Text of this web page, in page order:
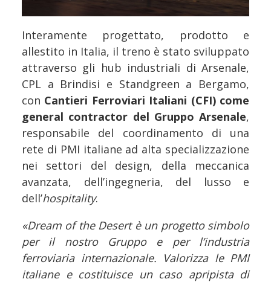
Interamente progettato, prodotto e
allestito in Italia, il treno è stato sviluppato
attraverso gli hub industriali di Arsenale,
CPL a Brindisi e Standgreen a Bergamo,
con Cantieri Ferroviari Italiani (CFI) come
general contractor del Gruppo Arsenale,
responsabile del coordinamento di una
rete di PMI italiane ad alta specializzazione
nei settori del design, della meccanica
avanzata, dell’ingegneria, del lusso e
dell’hospitality.
«Dream of the Desert è un progetto simbolo
per il nostro Gruppo e per l’industria
ferroviaria internazionale. Valorizza le PMI
italiane e costituisce un caso apripista di